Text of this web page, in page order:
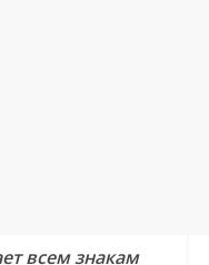
всем знакам